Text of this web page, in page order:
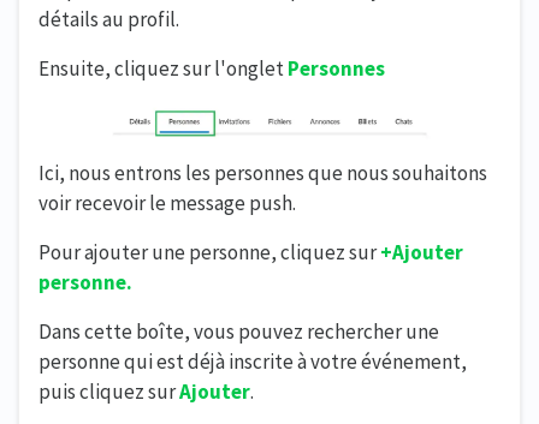
détails au profil.
Ensuite, cliquez sur l'ongletPersonnes
Ici, nous entrons les personnes que nous souhaitons
voir recevoir le message push.
Pour ajouter une personne, cliquez sur+Ajouter
personne.
Dans cette boîte, vous pouvez rechercher une
personne qui est déjà inscrite à votre événement,
puis cliquez surAjouter.